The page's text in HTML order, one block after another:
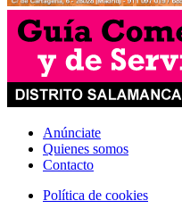
Anúnciate
Quienes somos
Contacto
Política de cookies